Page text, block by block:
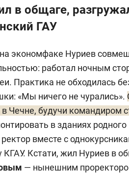
в общаге,
ГАУ
экономфаке Нуриев
работал ночным
Практика не обходилась
«Мы ничего не чурались».
Чечне, будучи командиром
в зданиях
вместе с
КГАУ. Кстати, жил Нуриев в
— нынешним